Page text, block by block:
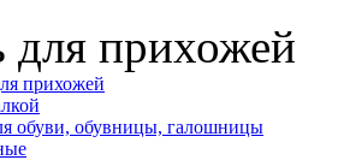
для прихожей
прихожей
обуви, обувницы, галошницы